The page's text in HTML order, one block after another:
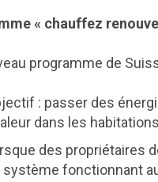
« chauffez
programme de
: passer des
dans les
des propriétaires
système fonctionnant